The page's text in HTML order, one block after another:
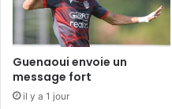
Guenaoui envoie un
message fort
il y a 1 jour